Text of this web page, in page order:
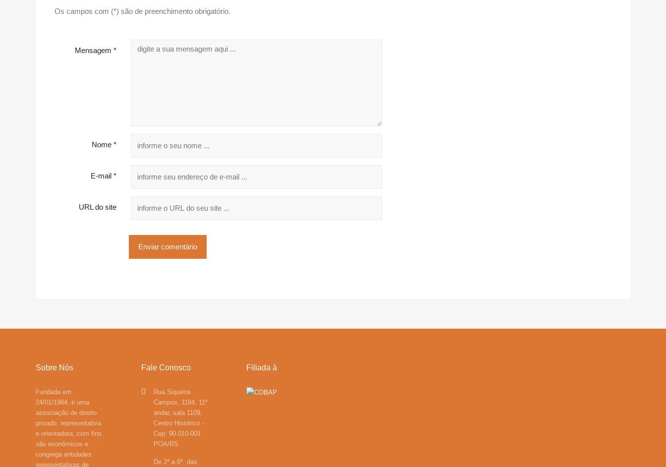
Os campos com (*) são de preenchimento obrigatório.
Mensagem *
Nome *
E-mail *
URL do site
Sobre Nós
Fundada em
24/01/1984, é uma
associação de direito
privado, representativa
e orientadora, com fins
não econômicos e
congrega entidades
representativas de
Fale Conosco
Rua Siqueira
Campos, 1184, 11º
andar, sala 1109,
Centro Histórico -
Cep: 90.010-001
POA/RS
De 2ª a 6ª, das
Filiada à